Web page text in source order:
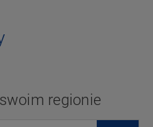
regionie